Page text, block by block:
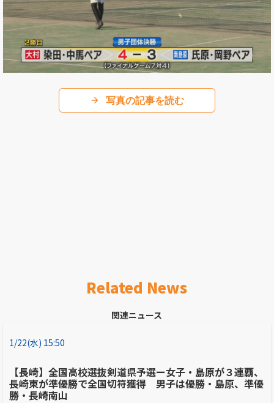
写真の記事を読む
Related News
関連ニュース
1/22(水) 15:50
【長崎】全国高校選抜剣道県予選ー女子・島原が３連覇、
長崎東が準優勝で全国切符獲得 男子は優勝・島原、準優
勝・長崎南山